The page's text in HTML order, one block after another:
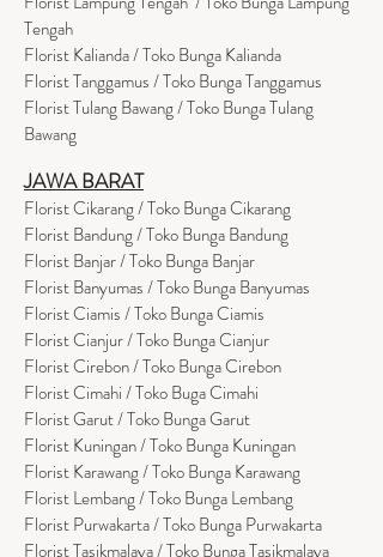
Tengah
Florist Kalianda / Toko Bunga Kalianda
Florist Tanggamus / Toko Bunga Tanggamus
Florist Tulang Bawang / Toko Bunga Tulang
Bawang
JAWA BARAT
Florist Cikarang/ Toko Bunga Cikarang
Florist Bandung / Toko Bunga Bandung
Florist Banjar / Toko Bunga Banjar
Florist Banyumas / Toko Bunga Banyumas
Florist Ciamis / Toko Bunga Ciamis
Florist Cianjur / Toko Bunga Cianjur
Florist Cirebon / Toko Bunga Cirebon
Florist Cimahi / Toko Buga Cimahi
Florist Garut / Toko Bunga Garut
Florist Kuningan / Toko Bunga Kuningan
Florist Karawang / Toko Bunga Karawang
Florist Lembang / Toko Bunga Lembang
Florist Purwakarta / Toko Bunga Purwakarta
Florist Tasikmalaya / Toko Bunga Tasikmalaya